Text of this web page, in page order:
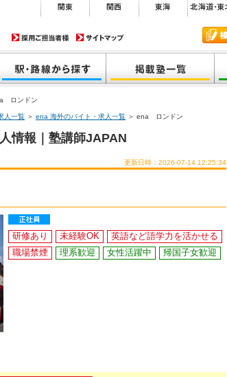
ロンドン
人一覧 ＞ ena 海外のバイト・求人一覧 ＞ ena ロンドン
情報｜塾講師JAPAN
更新日時：2026-07-14 12:25:34
研修あり 未経験OK
英語など語学力を活かせる
職場禁煙
理系歓迎 女性活躍中 帰国子女歓迎